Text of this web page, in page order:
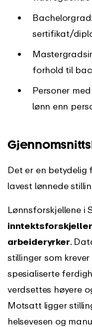
sertifikat/
forhold til
Personer
lønn enn
Det er en betydelig
lavest lønnede
Lønnsforskjellene i
arbeideryrker.
stillinger som
spesialiserte
verdsettes høyere
Motsatt ligger
helsevesen og